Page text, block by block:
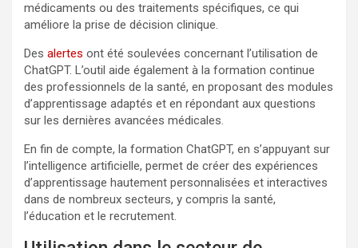
médicaments ou des traitements spécifiques, ce qui
améliore la prise de décision clinique.
Des alertes ont été soulevées concernant l’utilisation de
ChatGPT. L’outil aide également à la formation continue
des professionnels de la santé, en proposant des modules
d’apprentissage adaptés et en répondant aux questions
sur les dernières avancées médicales.
En fin de compte, la formation ChatGPT, en s’appuyant sur
l’intelligence artificielle, permet de créer des expériences
d’apprentissage hautement personnalisées et interactives
dans de nombreux secteurs, y compris la santé,
l’éducation et le recrutement.